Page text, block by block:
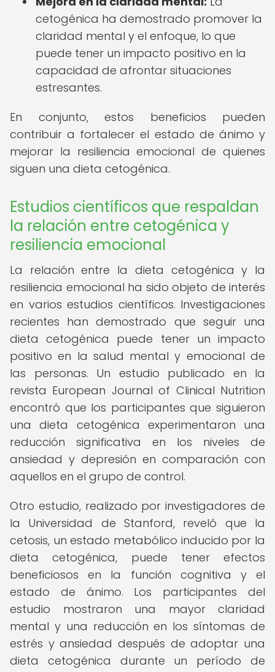
cetogénica ha demostrado promover la
claridad mental y el enfoque, lo que
puede tener un impacto positivo en la
capacidad de afrontar situaciones
estresantes.
En conjunto, estos beneficios pueden
contribuir a fortalecer el estado de ánimo y
mejorar la resiliencia emocional de quienes
siguen una dieta cetogénica.
Estudios científicos que respaldan
la relación entre cetogénica y
resiliencia emocional
La relación entre la dieta cetogénica y la
resiliencia emocional ha sido objeto de interés
en varios estudios científicos. Investigaciones
recientes han demostrado que seguir una
dieta cetogénica puede tener un impacto
positivo en la salud mental y emocional de
las personas. Un estudio publicado en la
revista European Journal of Clinical Nutrition
encontró que los participantes que siguieron
una dieta cetogénica experimentaron una
reducción significativa en los niveles de
ansiedad y depresión en comparación con
aquellos en el grupo de control.
Otro estudio, realizado por investigadores de
la Universidad de Stanford, reveló que la
cetosis, un estado metabólico inducido por la
dieta cetogénica, puede tener efectos
beneficiosos en la función cognitiva y el
estado de ánimo. Los participantes del
estudio mostraron una mayor claridad
mental y una reducción en los síntomas de
estrés y ansiedad después de adoptar una
dieta cetogénica durante un período de